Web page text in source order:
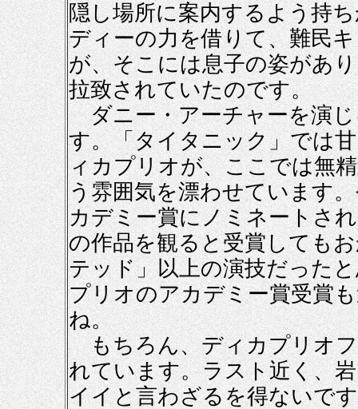
隠し場所に案内するよう持
ディーの力を借りて、難民
が、そこには息子の姿があ
拉致されていたのです。
ダニー・アーチャーを演じ
す。「タイタニック」では
ィカプリオが、ここでは無
う雰囲気を漂わせています
カデミー賞にノミネートさ
の作品を観ると受賞しても
テッド」以上の演技だった
プリオのアカデミー賞受賞
ね。
もちろん、ディカプリオフ
れています。ラスト近く、
イイと言わざるを得ないで